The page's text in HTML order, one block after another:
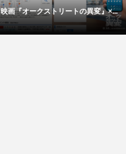
映画『オークストリートの異変』×...